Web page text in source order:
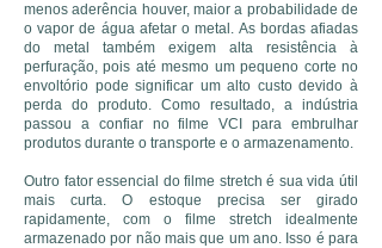
menos aderência houver, maior a probabilidade de
o vapor de água afetar o metal. As bordas afiadas
do metal também exigem alta resistência à
perfuração, pois até mesmo um pequeno corte no
envoltório pode significar um alto custo devido à
perda do produto. Como resultado, a indústria
passou a confiar no filme VCI para embrulhar
produtos durante o transporte e o armazenamento.
Outro fator essencial do filme stretch é sua vida útil
mais curta. O estoque precisa ser girado
rapidamente, com o filme stretch idealmente
armazenado por não mais que um ano. Isso é para